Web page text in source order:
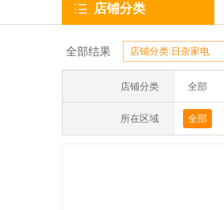
 店铺分类
全部结果 店铺分类:日杂家电
店铺分类 全部
所在区域 全部